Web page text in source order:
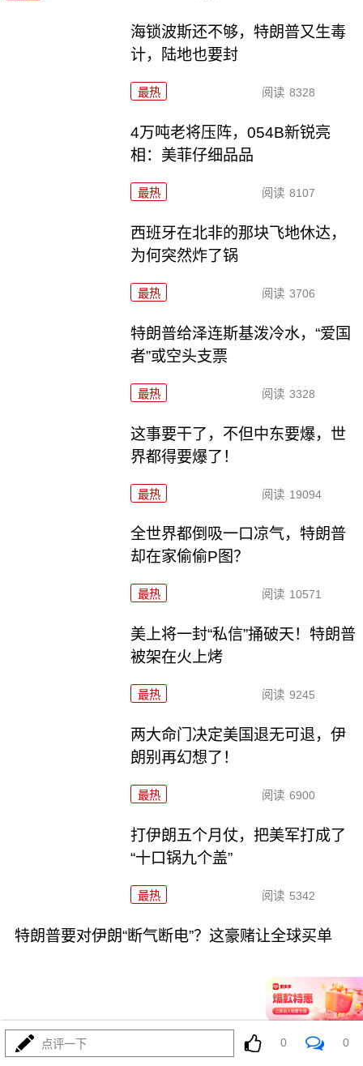
海锁波斯还不够，特朗普又生毒
计，陆地也要封
最热 阅读 8328
4万吨老将压阵，054B新锐亮
相：美菲仔细品品
最热 阅读 8107
西班牙在北非的那块飞地休达，
为何突然炸了锅
最热 阅读 3706
特朗普给泽连斯基泼冷水，“爱国
者”或空头支票
最热 阅读 3328
这事要干了，不但中东要爆，世
界都得要爆了！
最热 阅读 19094
全世界都倒吸一口凉气，特朗普
却在家偷偷P图？
最热 阅读 10571
美上将一封“私信”捅破天！特朗普
被架在火上烤
最热 阅读 9245
两大命门决定美国退无可退，伊
朗别再幻想了！
最热 阅读 6900
打伊朗五个月仗，把美军打成了
“十口锅九个盖”
最热 阅读 5342
特朗普要对伊朗“断气断电”？这豪赌让全球买单
最热 4486 08-02
点评一下 0 0